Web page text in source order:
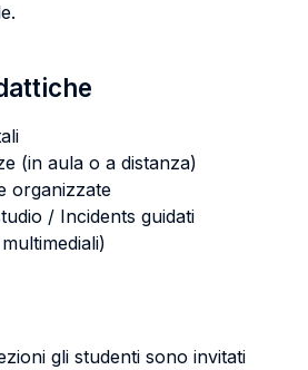
(in aula o a distanza)
organizzate
/ Incidents guidati
gli studenti sono invitati